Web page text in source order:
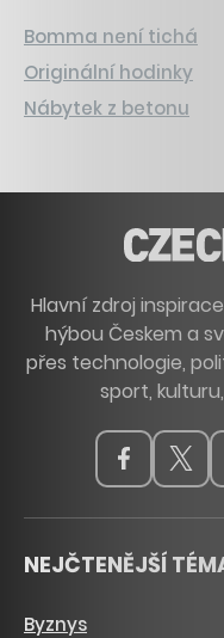
Bomma není tichá
Originální hodinky
Nábytek z betonu
Hlavní zdroj
hýbou Českem a
přes technologie,
sport,
NEJČTENĚJŠÍ
Byznys